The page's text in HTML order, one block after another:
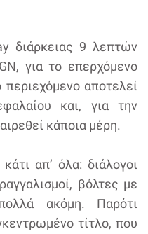
διάρκειας 9 λεπτών
για το επερχόμενο
περιεχόμενο αποτελεί
και, για την
κάποια μέρη.
απ’ όλα: διάλογοι
βόλτες με
ακόμη. Παρότι
τίτλο, που